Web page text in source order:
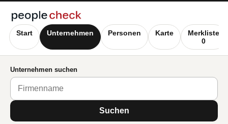
Start Unternehmen Personen Karte
Merkliste
0
Unternehmen suchen
Suchen